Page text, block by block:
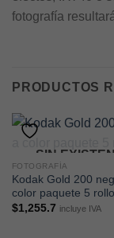
fotografía
PRODUCTOS
SIN
FOTOGRAFÍA
Kodak Gold 200
color paquete 5
$1,255.7 incluye IVA